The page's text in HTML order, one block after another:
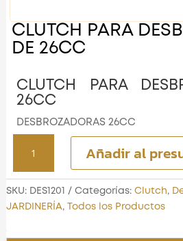
CLUTCH PARA
DE 26CC
CLUTCH PARA
26CC
DESBROZADORAS 26CC
PARA
DESBROZADORA
DE
26CC
Añadir al
SKU: DES1201 Categorías: Clutch,
JARDINERÍA, Todos los Productos